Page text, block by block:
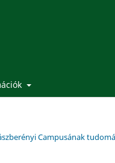
Campusának